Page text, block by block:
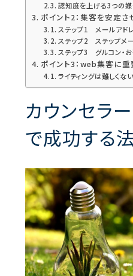
認知度を上げる3つの
ポイント2：集客を安定さ
ステップ1 メールアド
ステップ2 ステップメ
ステップ3 グルコン・
ポイント3：web集客に
ライティングは難しくない
カウンセラ
で成功する